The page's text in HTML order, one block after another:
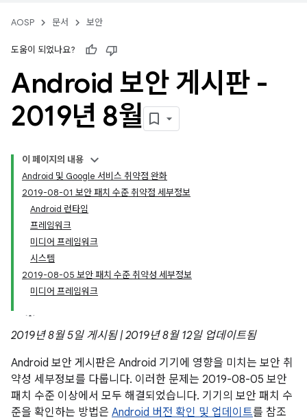
AOSP 문서 보안
도움이 되었나요?
Android 보안 게시판 -
2019년 8월
이 페이지의 내용
Android 및 Google 서비스 취약점 완화
2019-08-01 보안 패치 수준 취약점 세부정보
Android 런타임
프레임워크
미디어 프레임워크
시스템
2019-08-05 보안 패치 수준 취약성 세부정보
미디어 프레임워크
2019년 8월 5일 게시됨 | 2019년 8월 12일 업데이트됨
Android 보안 게시판은 Android 기기에 영향을 미치는 보안 취
약성 세부정보를 다룹니다. 이러한 문제는 2019-08-05 보안
패치 수준 이상에서 모두 해결되었습니다. 기기의 보안 패치 수
준을 확인하는 방법은 Android 버전 확인 및 업데이트를 참조